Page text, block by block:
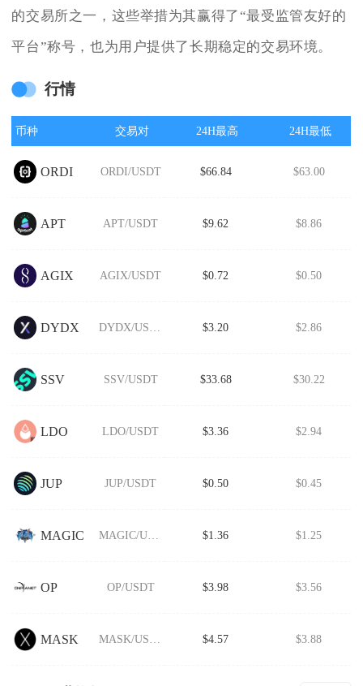
的交易所之一，这些举措为其赢得了“最受监管友好的
平台”称号，也为用户提供了长期稳定的交易环境。
行情
币种 交易对 24H最高 24H最低
ORDI ORDI/USDT $66.84 $63.00
APT APT/USDT $9.62 $8.86
AGIX AGIX/USDT $0.72 $0.50
DYDX DYDX/USDT $3.20 $2.86
SSV SSV/USDT $33.68 $30.22
LDO LDO/USDT $3.36 $2.94
JUP JUP/USDT $0.50 $0.45
MAGIC MAGIC/USDT $1.36 $1.25
OP OP/USDT $3.98 $3.56
MASK MASK/USDT $4.57 $3.88